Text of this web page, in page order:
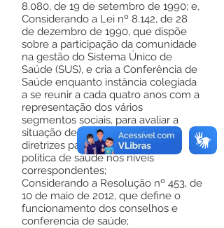
8.080, de 19 de setembro de 1990; e,
Considerando a Lei nº 8.142, de 28
de dezembro de 1990, que dispõe
sobre a participação da comunidade
na gestão do Sistema Único de
Saúde (SUS), e cria a Conferência de
Saúde enquanto instância colegiada
a se reunir a cada quatro anos com a
representação dos vários
segmentos sociais, para avaliar a
situação de saúde e propor as
diretrizes para a formulação da
política de saúde nos níveis
correspondentes;
Considerando a Resolução nº 453, de
10 de maio de 2012, que define o
funcionamento dos conselhos e
conferencia de saúde;